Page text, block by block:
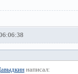
написал: